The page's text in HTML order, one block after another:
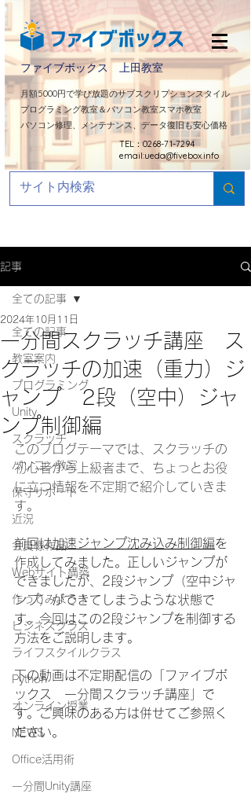
ファイブボックス 上田教室
​月額5000円で学び放題のサブスクリプションスタイル
プログラミング教室＆パソコン教室スマホ教室
パソコン修理、メンテナンス、データ復旧も安心価格
TEL：0268-71-7294
email:ueda@fivebox.info
記事
全ての記事
教室案内
プログラミング
Unity
スクラッチ
パソコン教室
保守サポート
近況
会員様作品
Webサイト構築
作ってみよう！
ビジネスクラス
ライフスタイルクラス
Python
オンライン授業
NEWS
Office活用術
一分間Unity講座
全ての記事
一分間スクラッチ講座 ス
クラッチの加速（重力）ジ
ャンプ 2段（空中）ジャ
ンプ制御編
2024年10月11日
このブログテーマでは、スクラッチの
初心者から上級者まで、ちょっとお役
に立つ情報を不定期で紹介していきま
す。
前回は加速ジャンプ沈み込み制御編を
作成してみました。正しいジャンプが
できましたが、2段ジャンプ（空中ジャ
ンプ）ができてしまうような状態で
す。今回はこの2段ジャンプを制御する
方法をご説明します。
下の動画は不定期配信の 「ファイブボ
ックス　一分間スクラッチ講座」で
す。ご興味のある方は併せてご参照く
ださい。